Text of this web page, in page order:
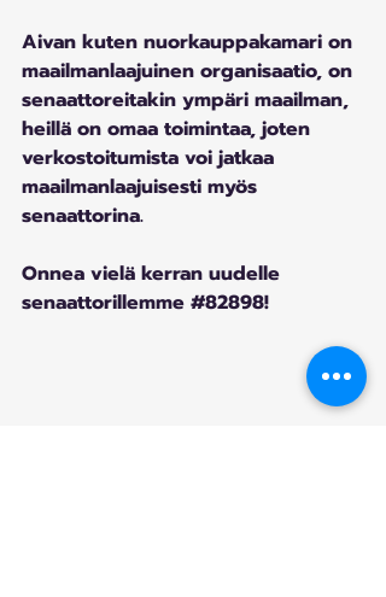
Aivan kuten nuorkauppakamari on
maailmanlaajuinen organisaatio, on
senaattoreitakin ympäri maailman,
heillä on omaa toimintaa, joten
verkostoitumista voi jatkaa
maailmanlaajuisesti myös
senaattorina.
Onnea vielä kerran uudelle
senaattorillemme #82898!